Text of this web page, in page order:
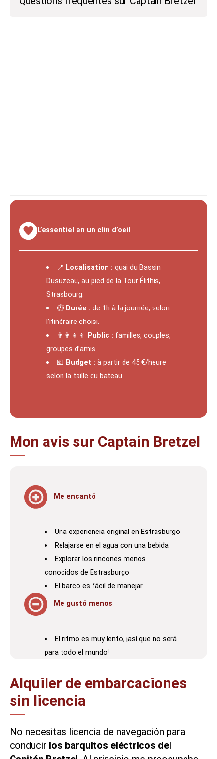
L’essentiel en un clin d’oeil
📍 Localisation : quai du Bassin
Dusuzeau, au pied de la Tour Élithis,
Strasbourg.
⏱️ Durée : de 1h à la journée, selon
l’itinéraire choisi.
👨‍👩‍👧‍👦 Public : familles, couples,
groupes d’amis.
💶 Budget : à partir de 45 €/heure
selon la taille du bateau.
Mon avis sur Captain Bretzel
Me encantó
Una experiencia original en Estrasburgo
Relajarse en el agua con una bebida
Explorar los rincones menos
conocidos de Estrasburgo
El barco es fácil de manejar
Me gustó menos
El ritmo es muy lento, ¡así que no será
para todo el mundo!
Alquiler de embarcaciones
sin licencia
No necesitas licencia de navegación para
conducir los barquitos eléctricos del